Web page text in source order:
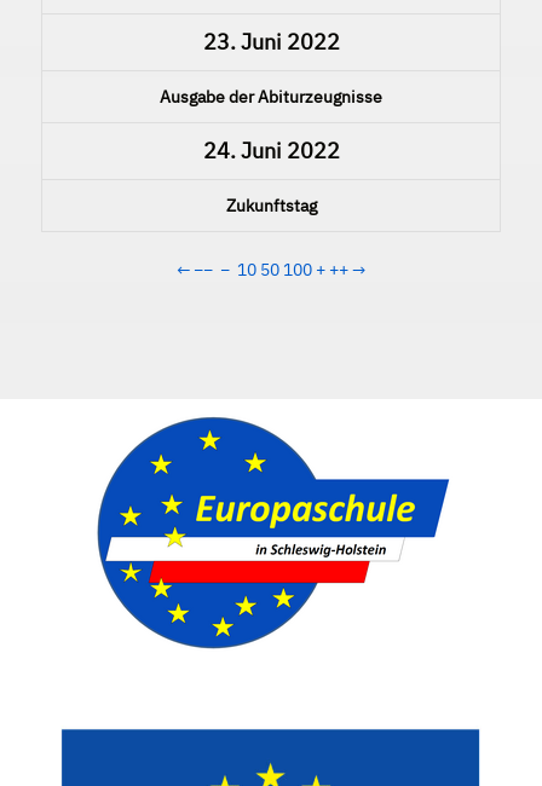
23. Juni 2022
Ausgabe der Abiturzeugnisse
24. Juni 2022
Zukunftstag
← −− − 10 50 100 + ++→